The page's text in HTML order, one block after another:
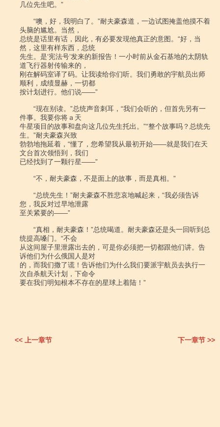
几位先生吧。”
“噢，好，我明白了。”耐夫豪森道，一边试图掩盖他摸不着
头脑的尴尬。当然，
总统是话里有话，因此，有必要发现他真正的意图。“好，当
然，这里有样东西，总统
先生。是‘宪法号’发来的新报告！一小时前从金石基地的太阴轨
道飞行器射传输来的，
刚在解码室译了码。让我读给你们听。我们勇敢的宇航员出师
顺利，成绩显赫，一切都
按计划进行。他们说――”
“现在别读。”总统声音刺耳，“我们会听的，但首先另有一
件事。我要你将ａ天
牛星项目的故事和盘向这几位先生托出。”“整个故事吗？总统先
生。”耐夫豪森兴致
勃勃地拖延着，“懂了，您希望我从最初开始――就是我们在天
文台首次领悟到，我们
已经找到了一颗行星――”
“不，耐夫豪森，不是面上的故事，而是真相。”
“总统先生！”耐夫豪森不胜悲哀地喊起来，“我必须告诉
您，我反对过早地泄露
至关紧要的――”
“真相，耐夫豪森！”总统喝道。耐夫豪森还是头一回听到总
统提高嗓门。“不会
从这间屋子里泄露出去的，可是你必须把一切都跟他们讲。告
诉他们为什么俄国人是对
的，而我们撒了谎！告诉他们为什么我们要派宇航员去执行一
次自杀航天计划，下命令
要在我们明知根本不存在的星球上着陆！”
<< 上一章节 下一章节 >>